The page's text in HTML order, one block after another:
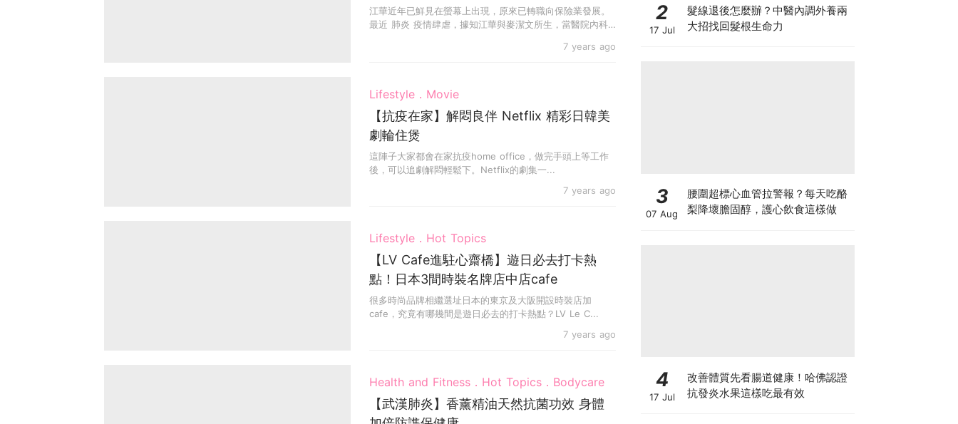
江華近年已鮮見在螢幕上出現，原來已轉職向保險業發展。
最近 肺炎 疫情肆虐，據知江華與麥潔文所生，當醫院內科
7 years ago
Lifestyle．Movie
【抗疫在家】解悶良伴 Netflix 精彩日韓美
劇輪住煲
這陣子大家都會在家抗疫home office，做完手頭上等工作
後，可以追劇解悶輕鬆下。Netflix的劇集一...
7 years ago
Lifestyle．Hot Topics
【LV Cafe進駐心齋橋】遊日必去打卡熱
點！日本3間時裝名牌店中店cafe
很多時尚品牌相繼選址日本的東京及大阪開設時裝店加
cafe，究竟有哪幾間是遊日必去的打卡熱點？LV Le C...
7 years ago
Health and Fitness．Hot Topics．Bodycare
【武漢肺炎】香薰精油天然抗菌功效 身體
2
17 Jul
髮線退後怎麼辦？中醫內調外養兩
大招找回髮根生命力
3
07 Aug
腰圍超標心血管拉警報？每天吃酪
梨降壞膽固醇，護心飲食這樣做
4
17 Jul
改善體質先看腸道健康！哈佛認證
抗發炎水果這樣吃最有效